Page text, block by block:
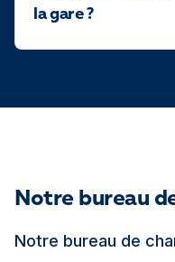
la gare ?
Notre bureau
Notre bureau de